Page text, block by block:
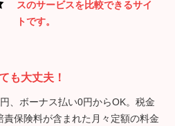
スのサービスを比較できるサイ
トです。
も大丈夫！
、ボーナス払い0円からOK。税金
責保険料が含まれた月々定額の料金